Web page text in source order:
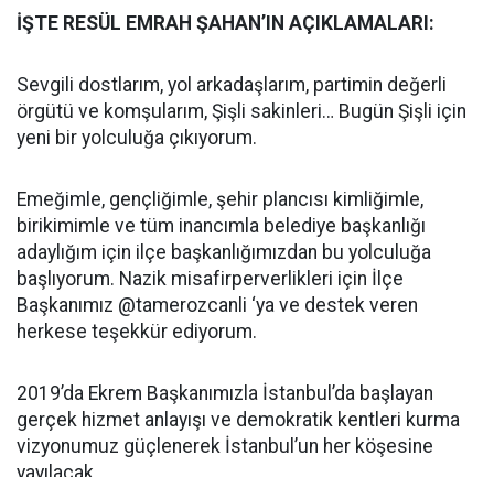
İŞTE RESÜL EMRAH ŞAHAN’IN AÇIKLAMALARI:
Sevgili dostlarım, yol arkadaşlarım, partimin değerli
örgütü ve komşularım, Şişli sakinleri… Bugün Şişli için
yeni bir yolculuğa çıkıyorum.
Emeğimle, gençliğimle, şehir plancısı kimliğimle,
birikimimle ve tüm inancımla belediye başkanlığı
adaylığım için ilçe başkanlığımızdan bu yolculuğa
başlıyorum. Nazik misafirperverlikleri için İlçe
Başkanımız @tamerozcanli ‘ya ve destek veren
herkese teşekkür ediyorum.
2019’da Ekrem Başkanımızla İstanbul’da başlayan
gerçek hizmet anlayışı ve demokratik kentleri kurma
vizyonumuz güçlenerek İstanbul’un her köşesine
yayılacak.